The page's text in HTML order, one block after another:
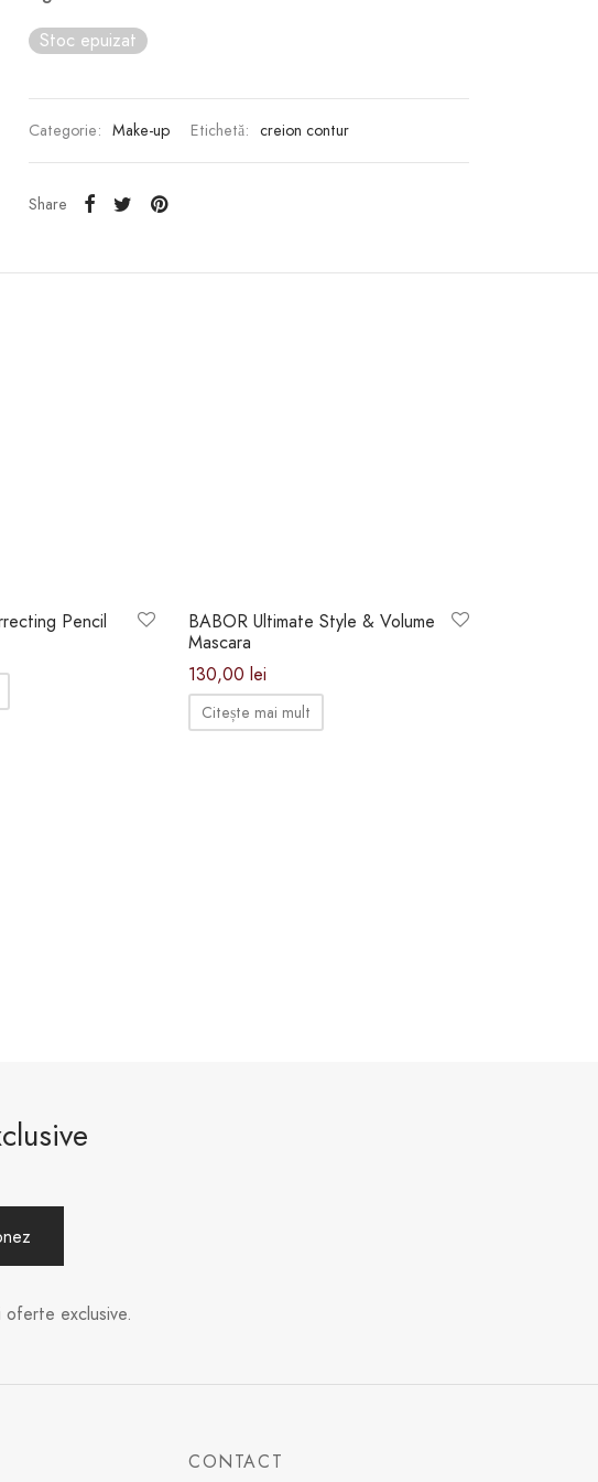
Stoc epuizat
Categorie: Make-up Etichetă: creion contur
Share
Pencil
BABOR Ultimate Style & Volume
Mascara
130,00 lei
Citește mai mult
oferte exclusive.
CONTACT